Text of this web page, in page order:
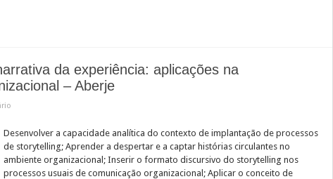
da experiência: aplicações na
– Aberje
Desenvolver a capacidade analítica do contexto de implantação de processos
de storytelling; Aprender a despertar e a captar histórias circulantes no
ambiente organizacional; Inserir o formato discursivo do storytelling nos
processos usuais de comunicação organizacional; Aplicar o conceito de